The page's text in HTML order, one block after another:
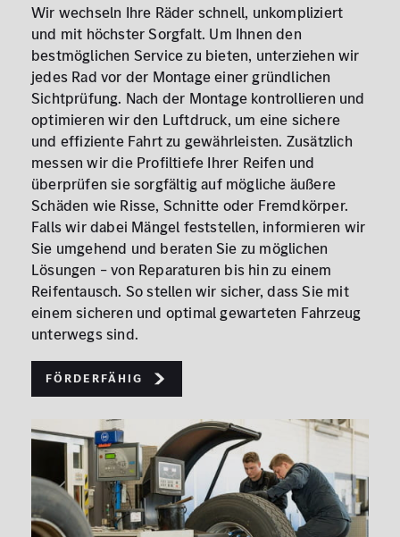
Wir wechseln Ihre Räder schnell, unkompliziert
und mit höchster Sorgfalt. Um Ihnen den
bestmöglichen Service zu bieten, unterziehen wir
jedes Rad vor der Montage einer gründlichen
Sichtprüfung. Nach der Montage kontrollieren und
optimieren wir den Luftdruck, um eine sichere
und effiziente Fahrt zu gewährleisten. Zusätzlich
messen wir die Profiltiefe Ihrer Reifen und
überprüfen sie sorgfältig auf mögliche äußere
Schäden wie Risse, Schnitte oder Fremdkörper.
Falls wir dabei Mängel feststellen, informieren wir
Sie umgehend und beraten Sie zu möglichen
Lösungen – von Reparaturen bis hin zu einem
Reifentausch. So stellen wir sicher, dass Sie mit
einem sicheren und optimal gewarteten Fahrzeug
unterwegs sind.
Förderfähig